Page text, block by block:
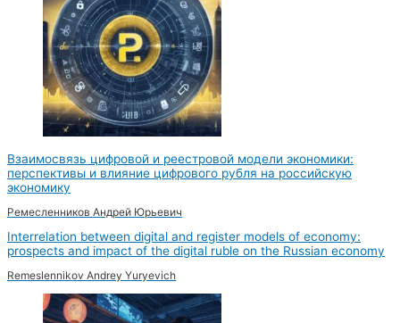
Взаимосвязь цифровой и реестровой модели экономики:
перспективы и влияние цифрового рубля на российскую
экономику
Ремесленников Андрей Юрьевич
Interrelation between digital and register models of economy:
prospects and impact of the digital ruble on the Russian economy
Remeslennikov Andrey Yuryevich